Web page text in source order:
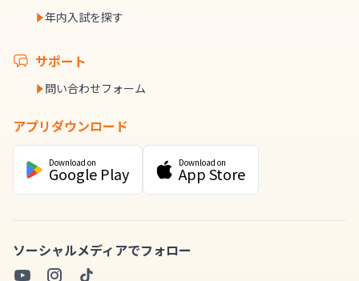
年内入試を探す
サポート
問い合わせフォーム
アプリダウンロード
Download on
Google Play
Download on
App Store
ソーシャルメディアでフォロー